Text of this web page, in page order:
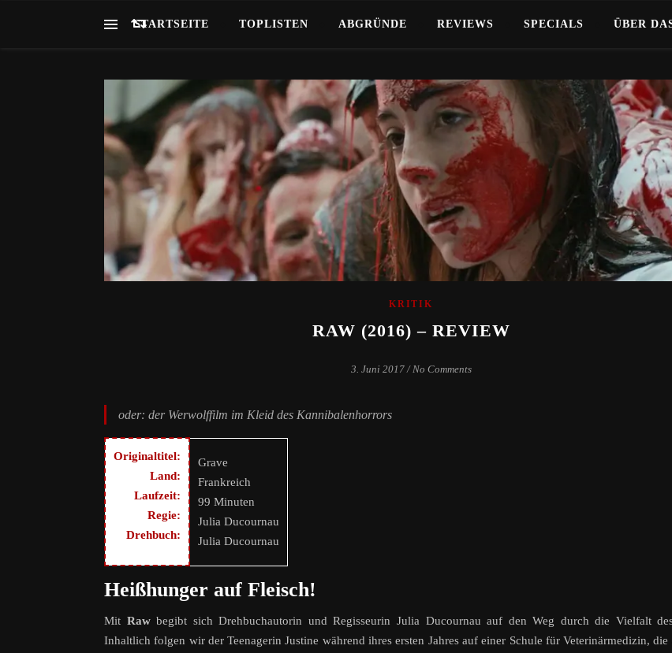
STARTSEITE TOPLISTEN ABGRÜNDE REVIEWS SPECIALS ÜBER
KRITIK
RAW (2016) – REVIEW
3. Juni 2017 / No Comments
oder: der Werwolffilm im Kleid des Kannibalenhorrors
Originaltitel:
Land:
Laufzeit:
Regie:
Drehbuch:
Grave
Frankreich
99 Minuten
Julia Ducournau
Julia Ducournau
Heißhunger auf Fleisch!
Mit Rawbegibt sich Drehbuchautorin und Regisseurin Julia Ducournau auf den Weg durch die Vielfalt
Inhaltlich folgen wir der Teenagerin Justine während ihres ersten Jahres auf einer Schule für Veterinärmedizin, die